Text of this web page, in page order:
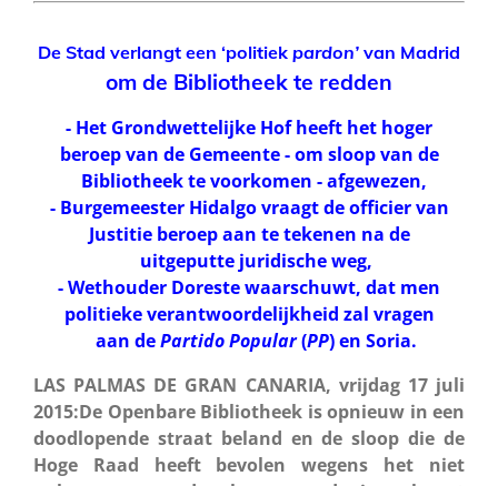
De Stad verlangt een ‘politiek pardon’ van Madrid
om de Bibliotheek te redden
- Het Grondwettelijke Hof heeft het hoger
beroep van de Gemeente - om sloop van de
Bibliotheek te voorkomen - afgewezen,
- Burgemeester Hidalgo vraagt de officier van
Justitie beroep aan te tekenen na de
uitgeputte juridische weg,
- Wethouder Doreste waarschuwt, dat men
politieke verantwoordelijkheid zal vragen
aan dePartido Popular(PP) en Soria.
LAS PALMAS DE GRAN CANARIA, vrijdag 17 juli
2015:De Openbare Bibliotheek is opnieuw in een
doodlopende straat beland en de sloop die de
Hoge Raad heeft bevolen wegens het niet